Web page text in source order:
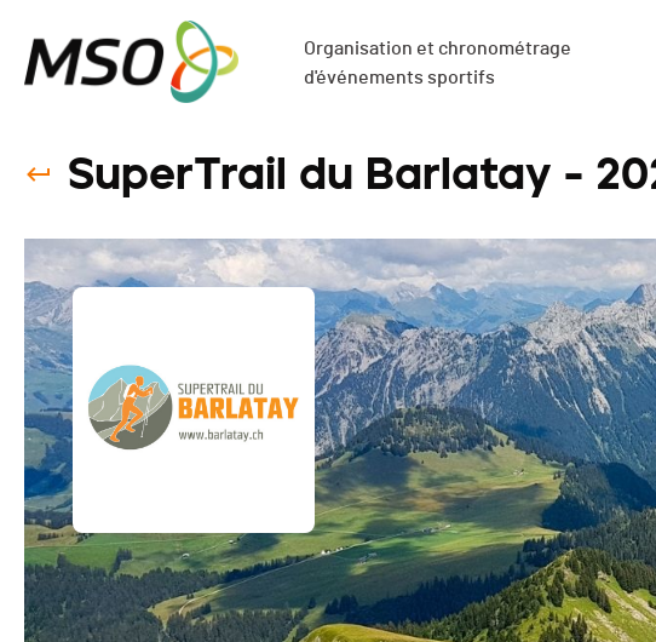
Organisation et chronométrage
d'événements sportifs
SuperTrail du Barlatay -